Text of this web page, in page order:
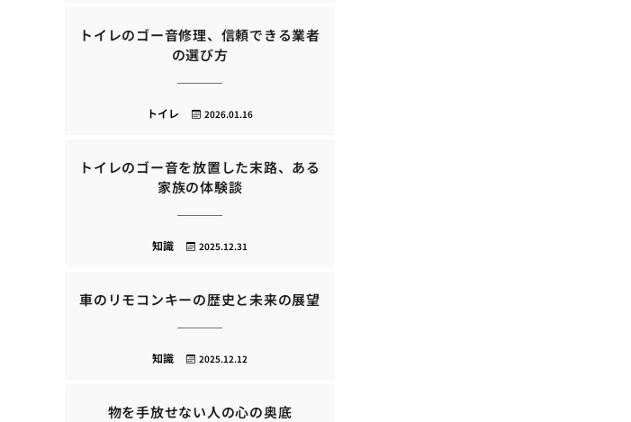
トイレのゴー音修理、信頼できる業者
の選び方
2026.01.16
トイレ
トイレのゴー音を放置した末路、ある
家族の体験談
2025.12.31
知識
車のリモコンキーの歴史と未来の展望
2025.12.12
知識
物を手放せない人の心の奥底